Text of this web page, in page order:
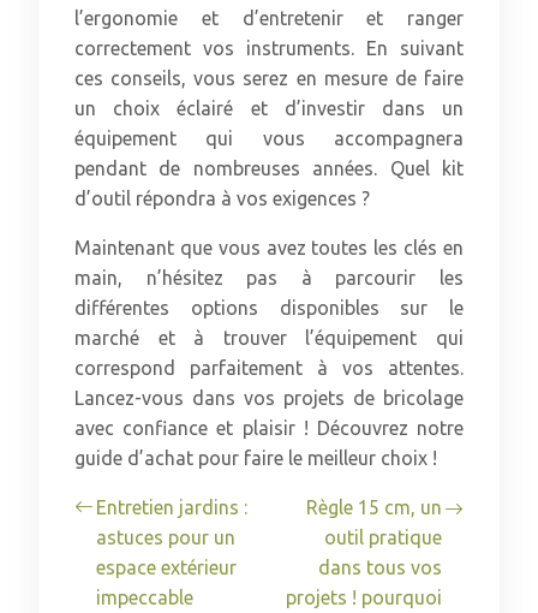
l’ergonomie et d’entretenir et ranger
correctement vos instruments. En suivant
ces conseils, vous serez en mesure de faire
un choix éclairé et d’investir dans un
équipement qui vous accompagnera
pendant de nombreuses années. Quel kit
d’outil répondra à vos exigences ?
Maintenant que vous avez toutes les clés en
main, n’hésitez pas à parcourir les
différentes options disponibles sur le
marché et à trouver l’équipement qui
correspond parfaitement à vos attentes.
Lancez-vous dans vos projets de bricolage
avec confiance et plaisir ! Découvrez notre
guide d’achat pour faire le meilleur choix !
Entretien jardins :
astuces pour un
espace extérieur
impeccable
Règle 15 cm, un
outil pratique
dans tous vos
projets ! pourquoi